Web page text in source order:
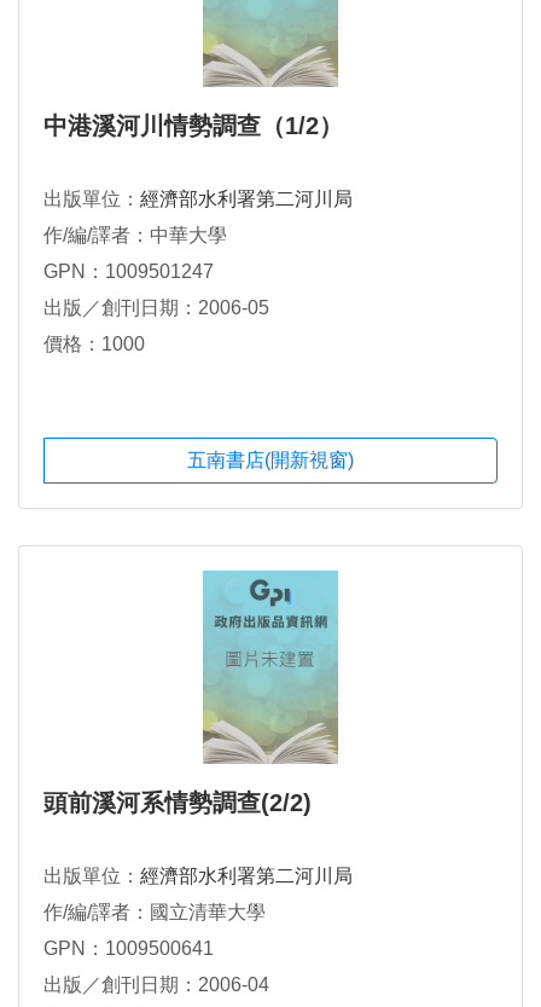
中港溪河川情勢調查（1/2）
出版單位： 經濟部水利署第二河川局
作/編/譯者：中華大學
GPN：1009501247
出版／創刊日期：2006-05
價格：1000
五南書店(開新視窗)
頭前溪河系情勢調查(2/2)
出版單位： 經濟部水利署第二河川局
作/編/譯者：國立清華大學
GPN：1009500641
出版／創刊日期：2006-04